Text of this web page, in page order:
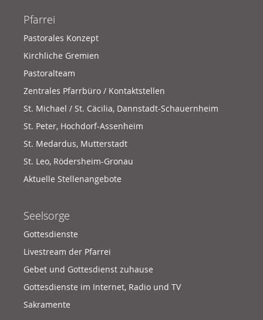
Pfarrei
Pastorales Konzept
Kirchliche Gremien
Pastoralteam
Zentrales Pfarrbüro / Kontaktstellen
St. Michael / St. Cäcilia, Dannstadt-Schauernheim
St. Peter, Hochdorf-Assenheim
St. Medardus, Mutterstadt
St. Leo, Rödersheim-Gronau
Aktuelle Stellenangebote
Seelsorge
Gottesdienste
Livestream der Pfarrei
Gebet und Gottesdienst zuhause
Gottesdienste im Internet, Radio und TV
Sakramente